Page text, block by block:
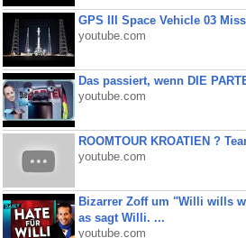
GPS III Space Vehicle 03
youtube.com
Das passiert, wenn DIE
youtube.com
ROOMTOUR KROATIEN ?
youtube.com
Bizarrer Zoff um "Willi wills
as sagt Willi. ...
youtube.com